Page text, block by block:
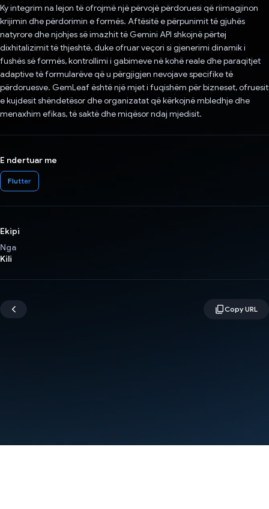
Ky integrim na lejon të ofrojmë një përvojë përdoruesi që riimagjinon
krijimin dhe përdorimin e formës. Aftësitë e përpunimit të gjuhës
natyrore dhe njohjes së imazhit të Gemini API shkojnë përtej
dixhitalizimit të thjeshtë, duke ofruar veçori si gjenerimi dinamik i
fushës së formës, kontrollimi i gabimeve në kohë reale dhe paraqitjet
adaptive të formularëve që u përgjigjen nevojave specifike të
përdoruesve. GemLeaf është një mjet i fuqishëm për bizneset, ofruesit
e kujdesit shëndetësor dhe organizatat që kërkojnë mbledhje dhe
menaxhim efikas, të saktë dhe miqësor ndaj mjedisit.
E ndertuar me
Flutter
Ekipi
Nga
Kili